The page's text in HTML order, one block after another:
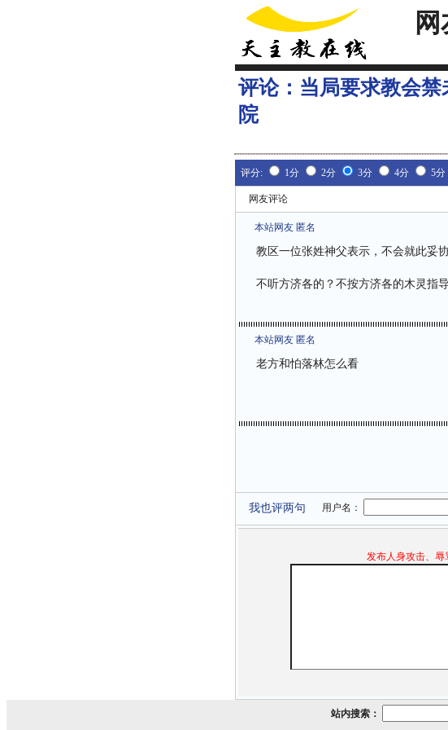
评论： 当局要求教会
院
评分: 1分 2分 3分 4分 5分
网友评论
本站网友 匿名
教区一位张姓神父表示，不会就此妥
不听方济各的？不按方济各的木灵指
本站网友 匿名
老方和怕落林怎么看
我也评两句 用户名：
发布人身攻击、辱
站内搜索：